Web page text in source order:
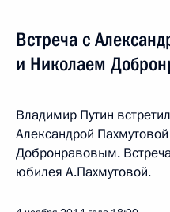
Встреча с
и Николаем
Владимир Путин
Александрой
Добронравовым.
юбилея А.Пахмутовой.